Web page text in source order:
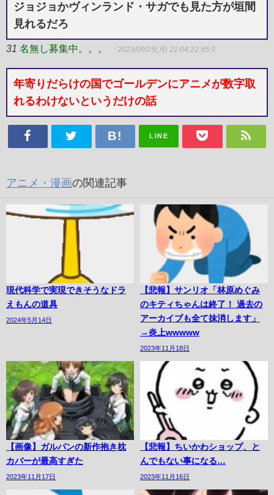
ジョジョかヴィンランド・サガでも見た方が垣間
見れるだろ
31 名無し募集中。。。 ：2023/09/25(月) 21:04:22.95 0
年寄りだらけの国でゴールデンにアニメが数字取
れるわけないというだけの話
LINE
アニメ・漫画の関連記事
現代科学で実現できそうなドラ
えもんの道具
2024年5月14日
【悲報】サンリオ「林原めぐみ
のキティちゃんは終了！ 過去の
アーカイブも全て抹消します」
→炎上wwwww
2023年11月18日
【画像】ガルパンの新作抱き枕
カバーが最高すぎた
2023年11月17日
【悲報】ちいかわショップ、と
んでもない事になる…
2023年11月16日